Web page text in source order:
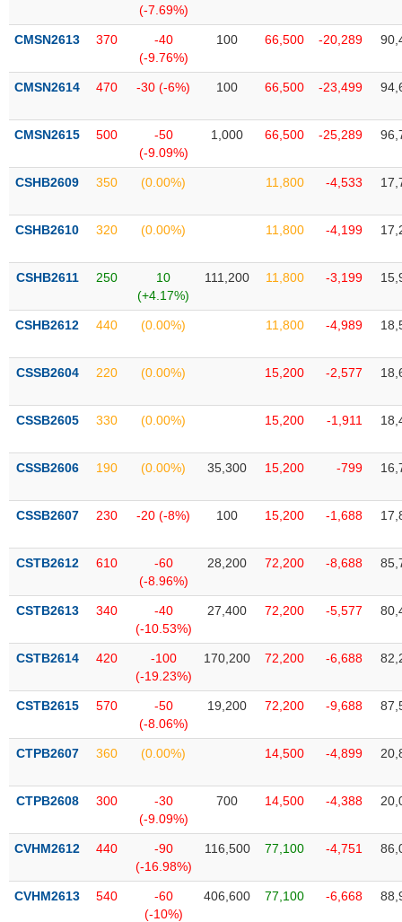
(-7.69%)
CMSN2613 370
-40
(-9.76%)
100 66,500 -20,289
CMSN2614 470 -30 (-6%) 100 66,500 -23,499
CMSN2615 500
-50
(-9.09%)
1,000 66,500 -25,289
CSHB2609 350 (0.00%) 11,800 -4,533
CSHB2610 320 (0.00%) 11,800 -4,199
CSHB2611 250
10
(+4.17%)
111,200 11,800 -3,199
CSHB2612 440 (0.00%) 11,800 -4,989
CSSB2604 220 (0.00%) 15,200 -2,577
CSSB2605 330 (0.00%) 15,200 -1,911
CSSB2606 190 (0.00%) 35,300 15,200 -799
CSSB2607 230 -20 (-8%) 100 15,200 -1,688
CSTB2612 610
-60
(-8.96%)
28,200 72,200 -8,688
CSTB2613 340
-40
(-10.53%)
27,400 72,200 -5,577
CSTB2614 420
-100
(-19.23%)
170,200 72,200 -6,688
CSTB2615 570
-50
(-8.06%)
19,200 72,200 -9,688
CTPB2607 360 (0.00%) 14,500 -4,899
CTPB2608 300
-30
(-9.09%)
700 14,500 -4,388
CVHM2612 440
-90
(-16.98%)
116,500 77,100 -4,751
CVHM2613 540
-60
(-10%)
406,600 77,100 -6,668
CÔNG
THÔNG
VỤ
TRUYỀN
ÍCH
BẤT
ĐỘNG
chứng
khoán
Tất cả Cổ phiếu Chỉ số Chứng chỉ quỹ Chứng
Lãnh
(-)
tức
(-)